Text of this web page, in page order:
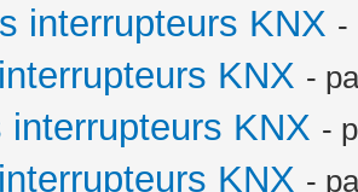
interrupteurs KNX -
KNX -
interrupteurs KNX -
KNX -